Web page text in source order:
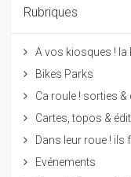
Rubriques
A vos kiosques ! la
Bikes Parks
Ca roule ! sorties &
Cartes, topos &
Dans leur roue ! ils
Evénements